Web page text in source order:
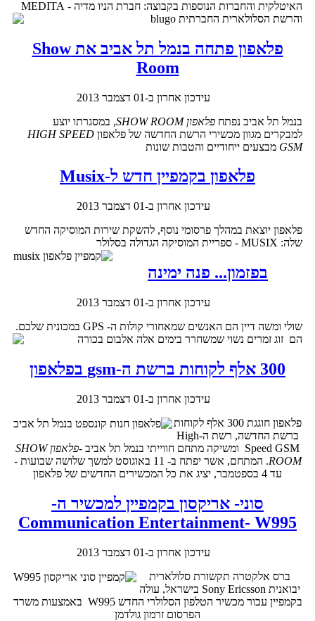
והרשת הסלולארית החברתית blugo
פלאפון פתחה בנמל תל אביב את Show
Room
עידכון אחרון ב-01 דצמבר 2013
בנמל תל אביב נפתח פלאפוןSHOW ROOM, במסגרתו יוצע
למבקרים מגוון מכשירי הרשת החדשה של פלאפון HIGH SPEED
GSM מבצעים ייחודיים והטבות שונות
פלאפון בקמפיין חדש ל-Musix
עידכון אחרון ב-01 דצמבר 2013
פלאפון יוצאת במהלך פרסומי נוסף, להשקת שירות המוסיקה החדש
שלה: MUSIX - ספריית המוסיקה הגדולה בסלולר
בפזמון... פנה ימינה
עידכון אחרון ב-01 דצמבר 2013
שולי ומשה דיין הם האנשים שמאחורי קולות ה- GPS במכונית שלכם.
הם זוג זמרים נשוי שמשחרר בימים אלה אלבום בכורה
300 אלף לקוחות ברשת ה-gsm בפלאפון
עידכון אחרון ב-01 דצמבר 2013
פלאפון חוגגת 300 אלף לקוחות
ברשת החדשה, רשת ה-High
Speed GSM ומשיקה מתחם חווייתי בנמל תל אביב -
פלאפון SHOW
ROOM
. המתחם, אשר יפתח ב- 11 באוגוסט למשך שלושה שבועות -
עד 4 בספטמבר, יציג את כל המכשירים החדשים של פלאפון
סוני- אריקסון בקמפיין למכשיר ה-
Communication Entertainment- W995
עידכון אחרון ב-01 דצמבר 2013
ברס אלקטרה תקשורת סלולארית
יבואנית Sony Ericsson בישראל, עולה
בקמפיין עבור מכשיר הטלפון הסלולרי החדש W995 באמצעות משרד
הפרסום זרמון גולדמן